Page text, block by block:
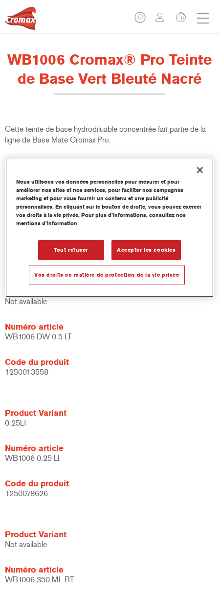
WB1006 Cromax® Pro Teinte
de Base Vert Bleuté Nacré
Cette teinte de base hydrodiluable concentrée fait partie de la
ligne de Base Mate Cromax Pro.
Caractéristiques du produit
Excellent pouvoir couvrant avec une précision colorimétrique
remarquable.
Rapide et économique à utiliser, permettant d'augmenter le
rendement et la productivité.
Fait partie d'un système dédié et complet de teintes de base
Large fenêtre d'application.
Flexible - peut être utilisé dans différentes conditions
climatiques et avec différentes techniques d'application.
Not available
Numéro article
WB1006 DW 0.5 LT
Code du produit
1250013558
Product Variant
0.25LT
Numéro article
WB1006 0.25 LI
Code du produit
1250078626
Product Variant
Not available
Numéro article
WB1006 350 ML BT
Nous utilisons vos données personnelles pour mesurer et pour
améliorer nos sites et nos services, pour faciliter nos campagnes
marketing et pour vous fournir un contenu et une publicité
personnalisés. En cliquant sur le bouton de droite, vous pouvez exercer
vos droits à la vie privée. Pour plus d’informations, consultez nos
mentions d’information
Tout refuser Accepter les cookies
Vos droits en matière de protection de la vie privée